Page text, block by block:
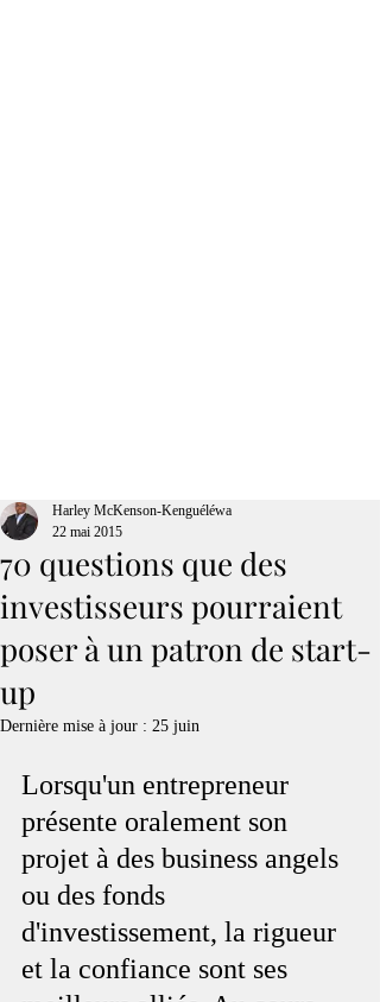
70 questions que des
investisseurs pourraient
poser à un patron de start-
up
Harley McKenson-Kenguéléwa
22 mai 2015
Dernière mise à jour : 25 juin
Lorsqu'un entrepreneur
présente oralement son
projet à des business angels
ou des fonds
d'investissement, la rigueur
et la confiance sont ses